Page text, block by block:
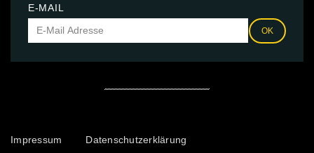
E-MAIL
OK
Impressum Datenschutzerklärung